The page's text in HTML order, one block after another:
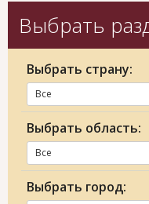
Выбрать
Выбрать страну:
Все
Выбрать область:
Все
Выбрать город: